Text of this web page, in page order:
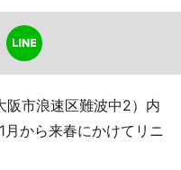
阪市浪速区難波中2）内
から来春にかけてリニ